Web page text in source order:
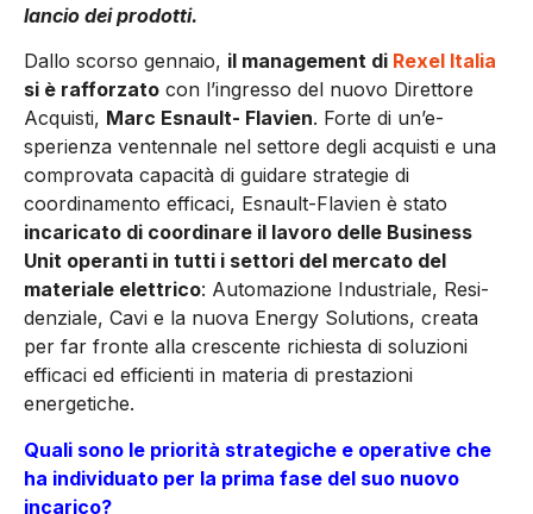
lancio dei prodotti.
Dallo scorso genna­io, il management di Rexel Italia
si è raffor­zato con l’ingresso del nuovo Direttore
Acquisti, Marc Esnault- Flavien. Forte di un’e­
sperienza ventennale nel settore degli acquisti e una
comprovata capacità di guidare strategie di
coordinamento efficaci, Esnau­lt-Flavien è stato
incaricato di co­ordinare il lavoro delle Business
Unit operanti in tutti i settori del mercato del
materiale elettrico: Automazione Industriale, Resi­
denziale, Cavi e la nuova Energy Solutions, creata
per far fronte alla crescente richiesta di solu­zioni
efficaci ed efficienti in ma­teria di prestazioni
energetiche.
Quali sono le priorità strategiche e operative che
ha individuato per la prima fase del suo nuovo
incarico?